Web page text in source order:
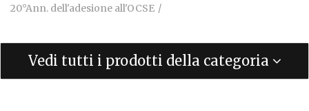
20°Ann. dell'adesione all'OCSE
Vedi tutti i prodotti della categoria